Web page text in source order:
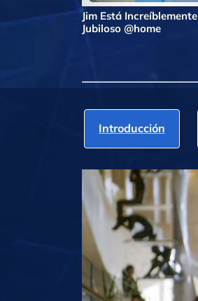
Jim Está Increíblemente
Jubiloso @home
Introducción